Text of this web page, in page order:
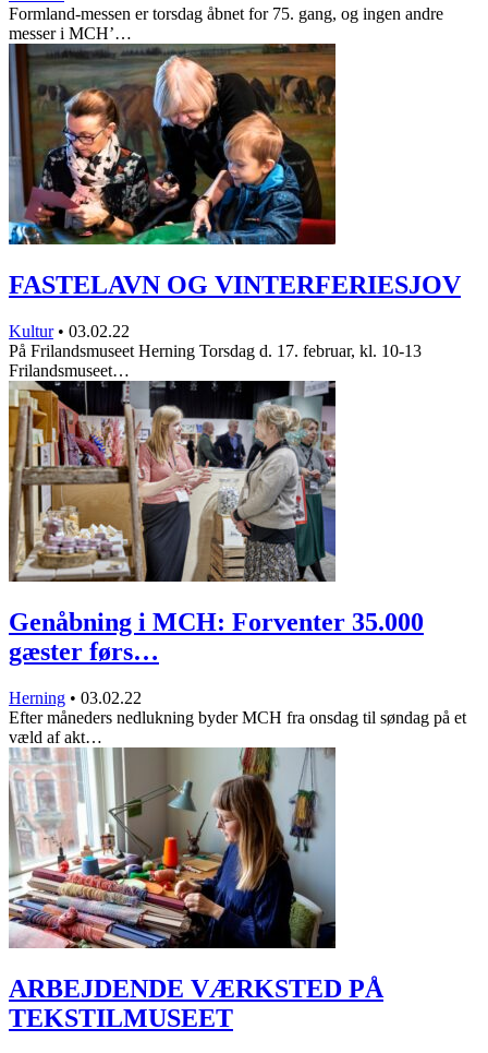
Formland-messen er torsdag åbnet for 75. gang, og ingen andre
messer i MCH’…
FASTELAVN OG VINTERFERIESJOV
Kultur • 03.02.22
På Frilandsmuseet Herning Torsdag d. 17. februar, kl. 10-13
Frilandsmuseet…
Genåbning i MCH: Forventer 35.000
gæster førs…
Herning • 03.02.22
Efter måneders nedlukning byder MCH fra onsdag til søndag på et
væld af akt…
ARBEJDENDE VÆRKSTED PÅ
TEKSTILMUSEET